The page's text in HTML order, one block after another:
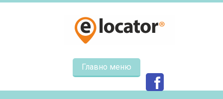
Главно меню